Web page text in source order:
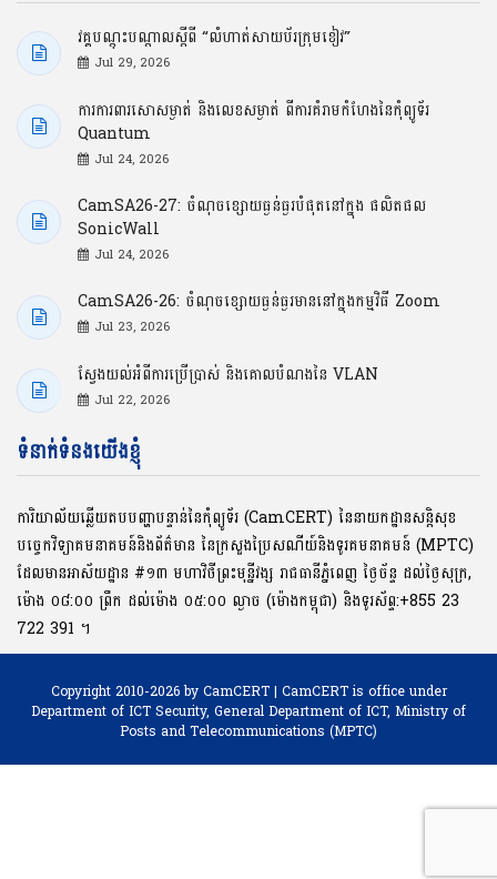
វគ្គបណ្ដុះបណ្ដាលស្ដីពី “លំហាត់សាយប័រក្រុមខៀវ”
Jul 29, 2026
ការការពារសោសម្ងាត់ និងលេខសម្ងាត់ ពីការគំរាមកំហែងនៃកុំព្យូទ័រ
Quantum
Jul 24, 2026
CamSA26-27: ចំណុចខ្សោយធ្ងន់ធ្ងរបំផុតនៅក្នុង ផលិតផល
SonicWall
Jul 24, 2026
CamSA26-26: ចំណុចខ្សោយធ្ងន់ធ្ងរមាននៅក្នុងកម្មវិធី Zoom
Jul 23, 2026
ស្វែងយល់អំពីការប្រើប្រាស់ និងគោលបំណងនៃ VLAN
Jul 22, 2026
ទំនាក់ទំនងយើងខ្ញុំ
ការិយាល័យឆ្លើយតបបញ្ហាបន្ទាន់នៃកុំព្យូទ័រ (CamCERT) នៃនាយកដ្ឋានសន្តិសុខ
បច្ចេកវិទ្យាគមនាគមន៍និងព័ត៌មាន នៃក្រសួងប្រៃសណីយ៍និងទូរគមនាគមន៍ (MPTC)
ដែលមានអាស័យដ្ឋាន #១៣ មហាវិថីព្រះមុនី្នវង្ស រាជធានីភ្នំពេញ ថ្ងៃច័ន្ទ ដល់ថ្ងៃសុក្រ,
ម៉ោង ០៨:០០ ​ព្រឹក ដល់ម៉ោង ០៥:០០ ល្ងាច (ម៉ោងកម្ពុជា) និងទូរស័ព្ទ:+855 23
722 391 ។
Copyright 2010-2026 by CamCERT | CamCERT is office under
Department of ICT Security, General Department of ICT, Ministry of
Posts and Telecommunications (MPTC)